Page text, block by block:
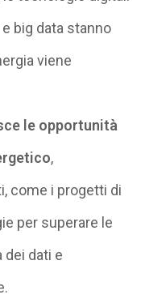
big data stanno
viene
le opportunità
,
come i progetti di
per superare le
dei dati e